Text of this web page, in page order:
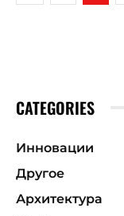
CATEGORIES
Инновации
Другое
Архитектура